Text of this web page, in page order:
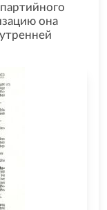
она